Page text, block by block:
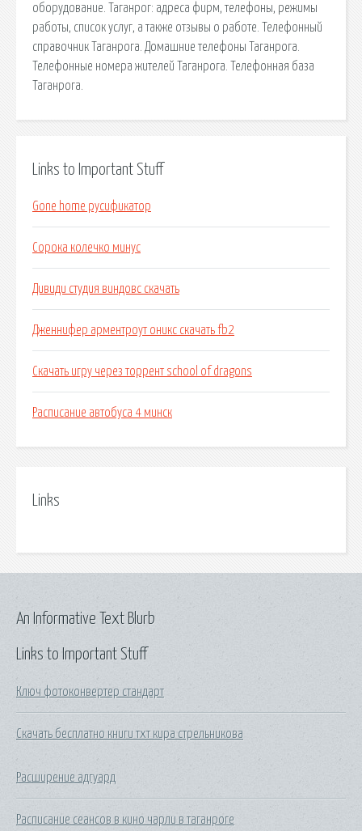
оборудование. Таганрог: адреса фирм, телефоны, режимы
работы, список услуг, а также отзывы о работе. Телефонный
справочник Таганрога. Домашние телефоны Таганрога.
Телефонные номера жителей Таганрога. Телефонная база
Таганрога.
Links to Important Stuff
Gone home русификатор
Сорока колечко минус
Дивиди студия виндовс скачать
Дженнифер арментроут оникс скачать fb2
Скачать игру через торрент school of dragons
Расписание автобуса 4 минск
Links
Links to Important Stuff
Ключ фотоконвертер стандарт
Скачать бесплатно книги тхт кира стрельникова
Расширение адгуард
Расписание сеансов в кино чарли в таганроге
An Informative Text Blurb